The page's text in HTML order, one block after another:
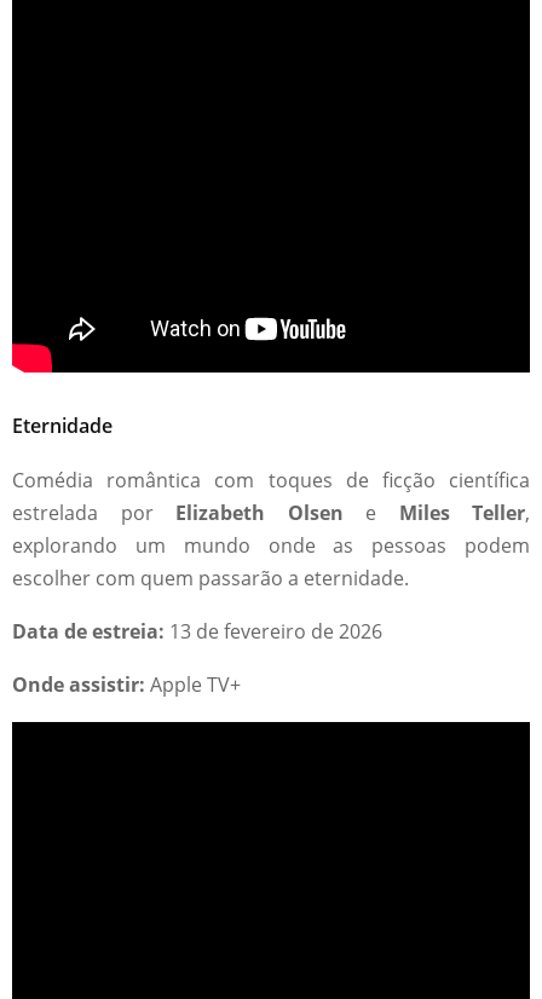
Eternidade
Comédia romântica com toques de ficção científica
estrelada por Elizabeth Olsen e Miles Teller,
explorando um mundo onde as pessoas podem
escolher com quem passarão a eternidade.
Data de estreia: 13 de fevereiro de 2026
Onde assistir: Apple TV+